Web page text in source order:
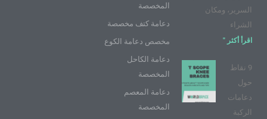
السرير، ومكان
الشراء
اقرأ أكثر "
9 نقاط
حول
دعامات
الركبة
المخصصة
دعامة كتف مخصصة
مخصص دعامة الكوع
دعامة الكاحل
المخصصة
دعامة المعصم
المخصصة